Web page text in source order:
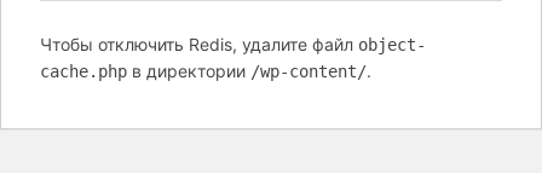
Чтобы отключить Redis, удалите файл object-
cache.php в директории /wp-content/.